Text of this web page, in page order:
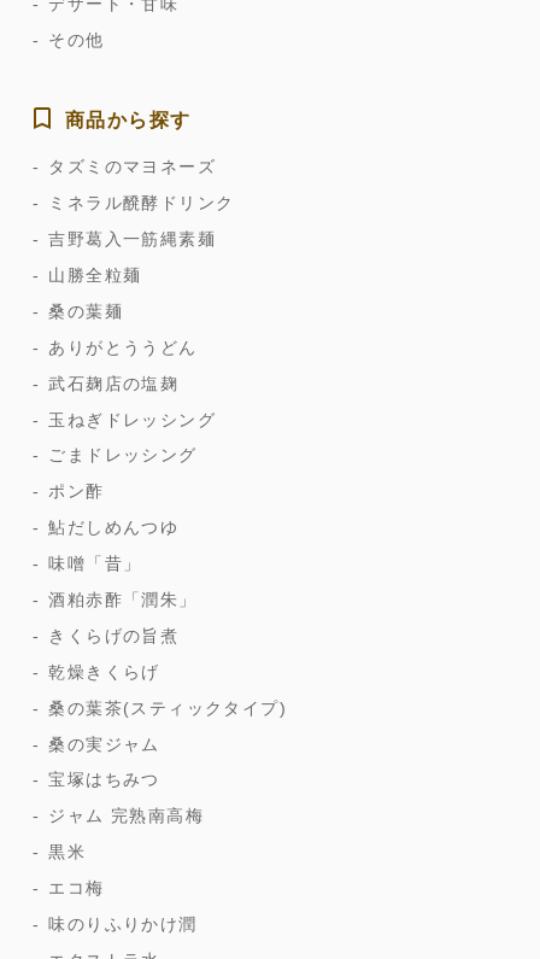
その他
商品から探す
タズミのマヨネーズ
ミネラル醗酵ドリンク
吉野葛入一筋縄素麺
山勝全粒麺
桑の葉麺
ありがとううどん
武石麹店の塩麹
玉ねぎドレッシング
ごまドレッシング
ポン酢
鮎だしめんつゆ
味噌「昔」
酒粕赤酢「潤朱」
きくらげの旨煮
乾燥きくらげ
桑の葉茶(スティックタイプ)
桑の実ジャム
宝塚はちみつ
ジャム 完熟南高梅
黒米
エコ梅
味のりふりかけ潤